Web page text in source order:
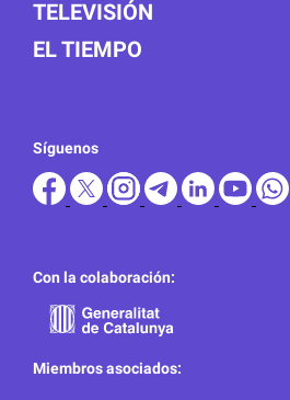
TELEVISIÓN
EL TIEMPO
Síguenos
Con la colaboración:
Miembros asociados: